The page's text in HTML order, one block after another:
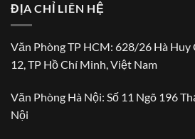
ĐỊA CHỈ LIÊN HỆ
Văn Phòng TP HCM: 628/26 Hà Huy
12, TP Hồ Chí Minh, Việt Nam
Văn Phòng Hà Nội: Số 11 Ngõ 196
Nội